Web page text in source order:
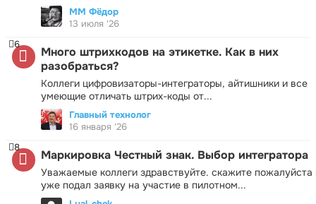
ММ Фёдор
13 июля '26
Много штрихкодов на этикетке. Как в них
разобраться?
Коллеги цифровизаторы-интеграторы, айтишники и все
умеющие отличать штрих-коды от...
6
Главный технолог
16 января '26
Маркировка Честный знак. Выбор интегратора
Уважаемые коллеги здравствуйте. скажите пожалуйста
уже подал заявку на участие в пилотном...
8